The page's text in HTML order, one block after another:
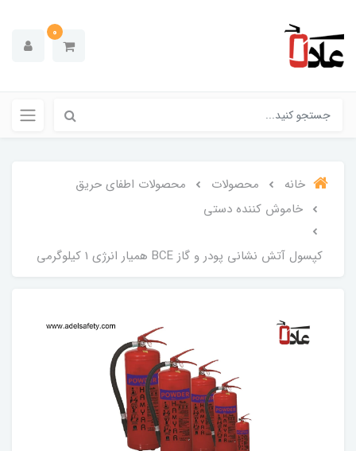
0
خانه محصولات
محصولات اطفای حریق
خاموش کننده دستی
کپسول آتش نشانی پودر و گاز BCE همیار انرژی 1 کیلوگرمی